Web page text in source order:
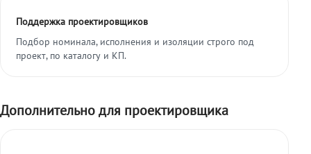
Поддержка проектировщиков
Подбор номинала, исполнения и изоляции строго под
проект, по каталогу и КП.
Дополнительно для проектировщика